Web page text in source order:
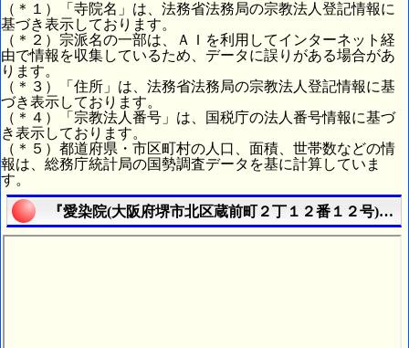
（＊１）「寺院名」は、法務省法務局の宗教法人登記情報に
基づき表示しております。
（＊２）宗派名の一部は、ＡＩを利用してインターネット経
由で情報を収集しているため、データに誤りがある場合があ
ります。
（＊３）「住所」は、法務省法務局の宗教法人登記情報に基
づき表示しております。
（＊４）「宗教法人番号」は、国税庁の法人番号情報に基づ
き表示しております。
（＊５）都道府県・市区町村の人口、面積、世帯数などの情
報は、総務庁統計局の国勢調査データを基に計算していま
す。
『愛染院(大阪府堺市北区蔵前町２丁１２番１２号)』